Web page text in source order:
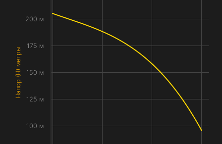
Напор (H) метры
100 м
125 м
150 м
175 м
200 м